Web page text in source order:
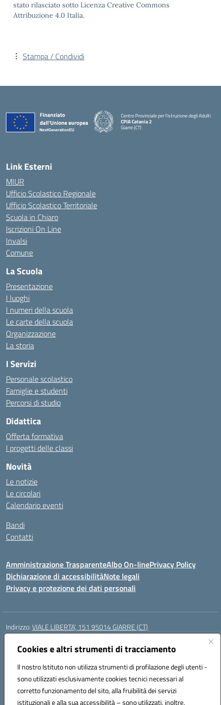
Cookies e altri strumenti di tracciamento
Il nostro Istituto non utilizza strumenti di profilazione degli utenti -
sono utilizzati esclusivamente cookies tecnici necessari al
corretto funzionamento del sito, alla fruibilità dei servizi
istituzionali e alla sua accessibilità – sono utilizzati, inoltre,
stato rilasciato sotto Licenza Creative Commons
Attribuzione 4.0 Italia.
Stampa / Condividi
Centro Provinciale per l'istruzione degli Adulti
CPIA Catania 2
Giarre (CT)
Link Esterni
MIUR
Ufficio Scolastico Regionale
Ufficio Scolastico Territoriale
Scuola in Chiaro
Iscrizioni On Line
Invalsi
Comune
La Scuola
Presentazione
I luoghi
I numeri della scuola
Le carte della scuola
Organizzazione
La storia
I Servizi
Personale scolastico
Famiglie e studenti
Percorsi di studio
Didattica
Offerta formativa
I progetti delle classi
Novità
Le notizie
Le circolari
Calendario eventi
Bandi
Contatti
Amministrazione TrasparenteAlbo On-linePrivacy Policy
Dichiarazione di accessibilitàNote legali
Privacy e protezione dei dati personali
Indirizzo:VIALE LIBERTA’, 151 95014 GIARRE (CT)
Centralino:
Posta elettronica certificata (PEC):ctmm151004@pec.istruzione.it
Codice fiscale: 92032760875
Codice meccanografico:CTMM151004
Codice Indice delle Pubbliche Amministrazioni (IPA): cpiacd
Codice unico di fatturazione (CUF): UF783Q